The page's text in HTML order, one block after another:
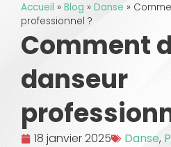
Accueil » Blog » Danse »
professionnel ?
Comment
danseur
18 janvier 2025 Danse,